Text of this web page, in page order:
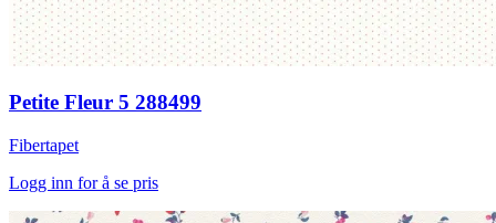
Petite Fleur 5 288499
Fibertapet
Logg inn for å se pris